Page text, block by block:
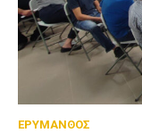
ΕΡΥΜΑΝΘΟΣ